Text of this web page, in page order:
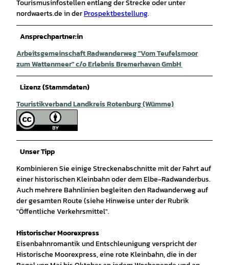
Tourismusinfostellen entlang der Strecke oder unter
nordwaerts.de in derProspektbestellung.
Ansprechpartner:in
Arbeitsgemeinschaft Radwanderweg "Vom Teufelsmoor
zum Wattenmeer" c/o Erlebnis Bremerhaven GmbH
Lizenz (Stammdaten)
Touristikverband Landkreis Rotenburg (Wümme)
Unser Tipp
Kombinieren Sie einige Streckenabschnitte mit der Fahrt auf
einer historischen Kleinbahn oder dem Elbe-Radwanderbus.
Auch mehrere Bahnlinien begleiten den Radwanderweg auf
der gesamten Route (siehe Hinweise unter der Rubrik
"Öffentliche Verkehrsmittel".
Historischer Moorexpress
Eisenbahnromantik und Entschleunigung verspricht der
Historische Moorexpress, eine rote Kleinbahn, die in der